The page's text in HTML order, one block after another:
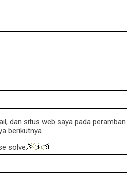
dan situs web saya pada peramban
berikutnya.
solve: